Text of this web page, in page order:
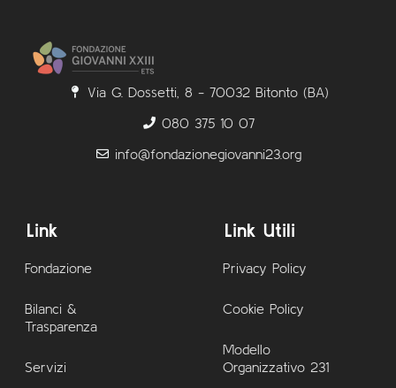
Via G. Dossetti, 8 - 70032 Bitonto (BA)
080 375 10 07
info@fondazionegiovanni23.org
Link
Fondazione
Bilanci &
Trasparenza
Servizi
Link Utili
Privacy Policy
Cookie Policy
Modello
Organizzativo 231